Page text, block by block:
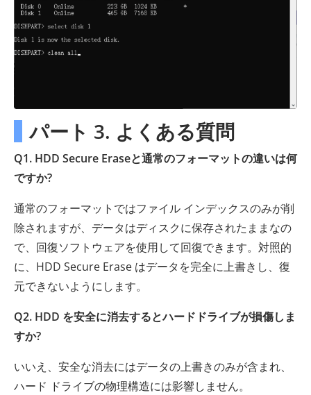
パート 3. よくある質問
Q1. HDD Secure Eraseと通常のフォーマットの違いは何
ですか?
通常のフォーマットではファイル インデックスのみが削
除されますが、データはディスクに保存されたままなの
で、回復ソフトウェアを使用して回復できます。対照的
に、HDD Secure Erase はデータを完全に上書きし、復
元できないようにします。
Q2. HDD を安全に消去するとハードドライブが損傷しま
すか?
いいえ、安全な消去にはデータの上書きのみが含まれ、
ハード ドライブの物理構造には影響しません。